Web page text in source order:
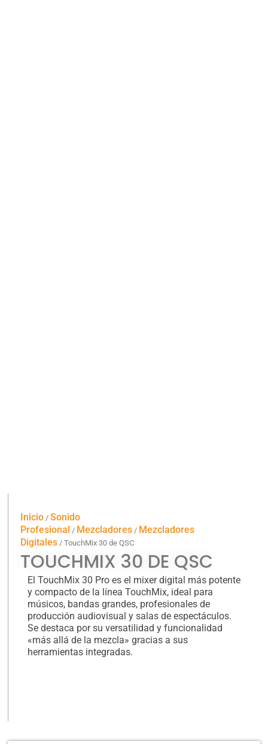
Inicio /Sonido
Profesional / Mezcladores / Mezcladores
Digitales / TouchMix 30 de QSC
TOUCHMIX 30 DE QSC
El TouchMix 30 Pro es el mixer digital más potente
y compacto de la línea TouchMix, ideal para
músicos, bandas grandes, profesionales de
producción audiovisual y salas de espectáculos.
Se destaca por su versatilidad y funcionalidad
«más allá de la mezcla» gracias a sus
herramientas integradas.